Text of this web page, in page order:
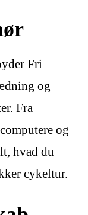
Fri
og
Fra
og
hvad du
cykeltur.